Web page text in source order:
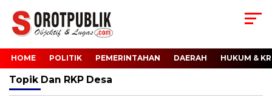
HOME POLITIK PEMERINTAHAN DAERAH HUKUM &
Topik Dan RKP Desa